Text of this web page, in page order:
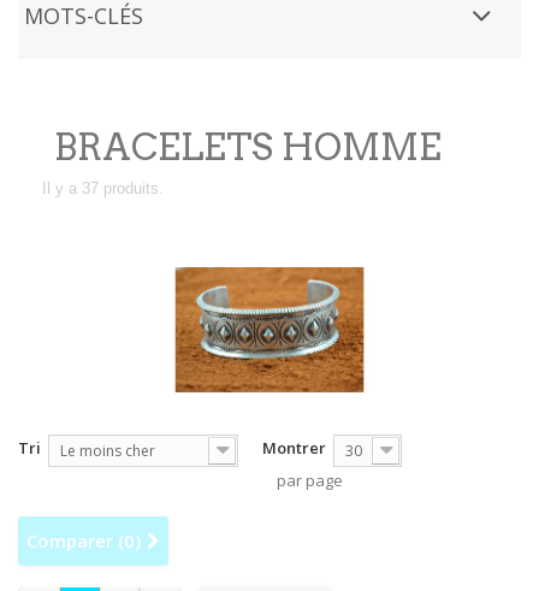
MOTS-CLÉS
BRACELETS HOMME
Il y a 37 produits.
Tri Le moins cher Montrer 30
par page
Comparer (0)